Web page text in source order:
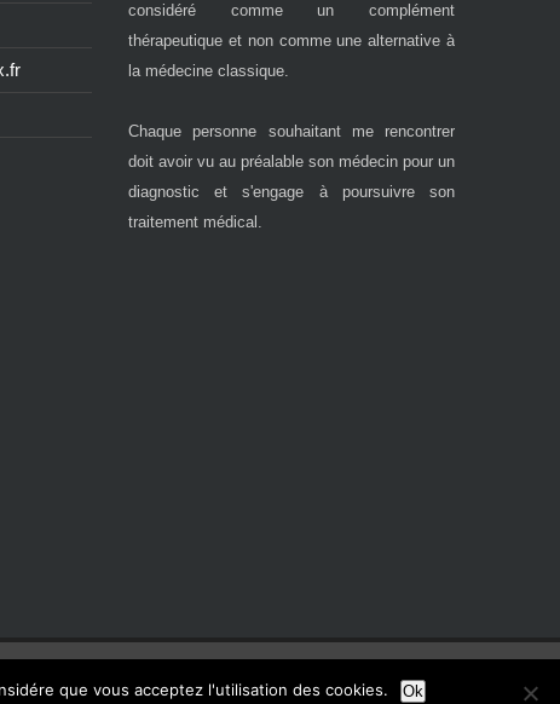
considéré comme un complément
thérapeutique et non comme une alternative à
la médecine classique.
Chaque personne souhaitant me rencontrer
doit avoir vu au préalable son médecin pour un
diagnostic et s'engage à poursuivre son
traitement médical.
que vous acceptez l'utilisation des cookies. Ok